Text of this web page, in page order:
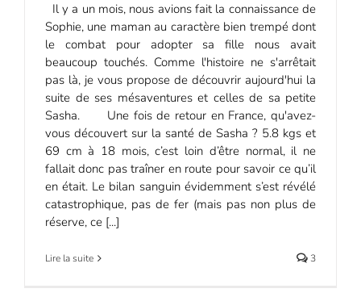
Il y a un mois, nous avions fait la connaissance de
Sophie, une maman au caractère bien trempé dont
le combat pour adopter sa fille nous avait
beaucoup touchés. Comme l'histoire ne s'arrêtait
pas là, je vous propose de découvrir aujourd'hui la
suite de ses mésaventures et celles de sa petite
Sasha. Une fois de retour en France, qu'avez-
vous découvert sur la santé de Sasha ? 5.8 kgs et
69 cm à 18 mois, c’est loin d’être normal, il ne
fallait donc pas traîner en route pour savoir ce qu’il
en était. Le bilan sanguin évidemment s’est révélé
catastrophique, pas de fer (mais pas non plus de
réserve, ce [...]
Lire la suite 3